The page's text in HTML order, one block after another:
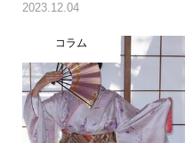
2023.12.04
コラム